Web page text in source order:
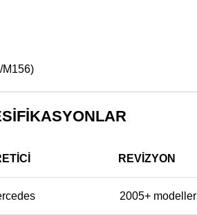
M156)
REVIZYON
2005+ modeller